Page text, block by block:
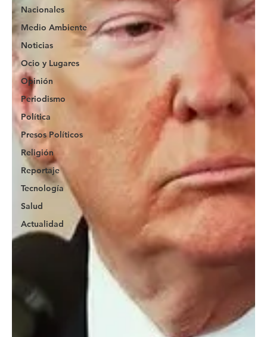
Nacionales
Medio Ambiente
Noticias
Ocio y Lugares
Opinión
Periodismo
Política
Presos Políticos
Religión
Reportaje
Tecnología
Salud
Actualidad